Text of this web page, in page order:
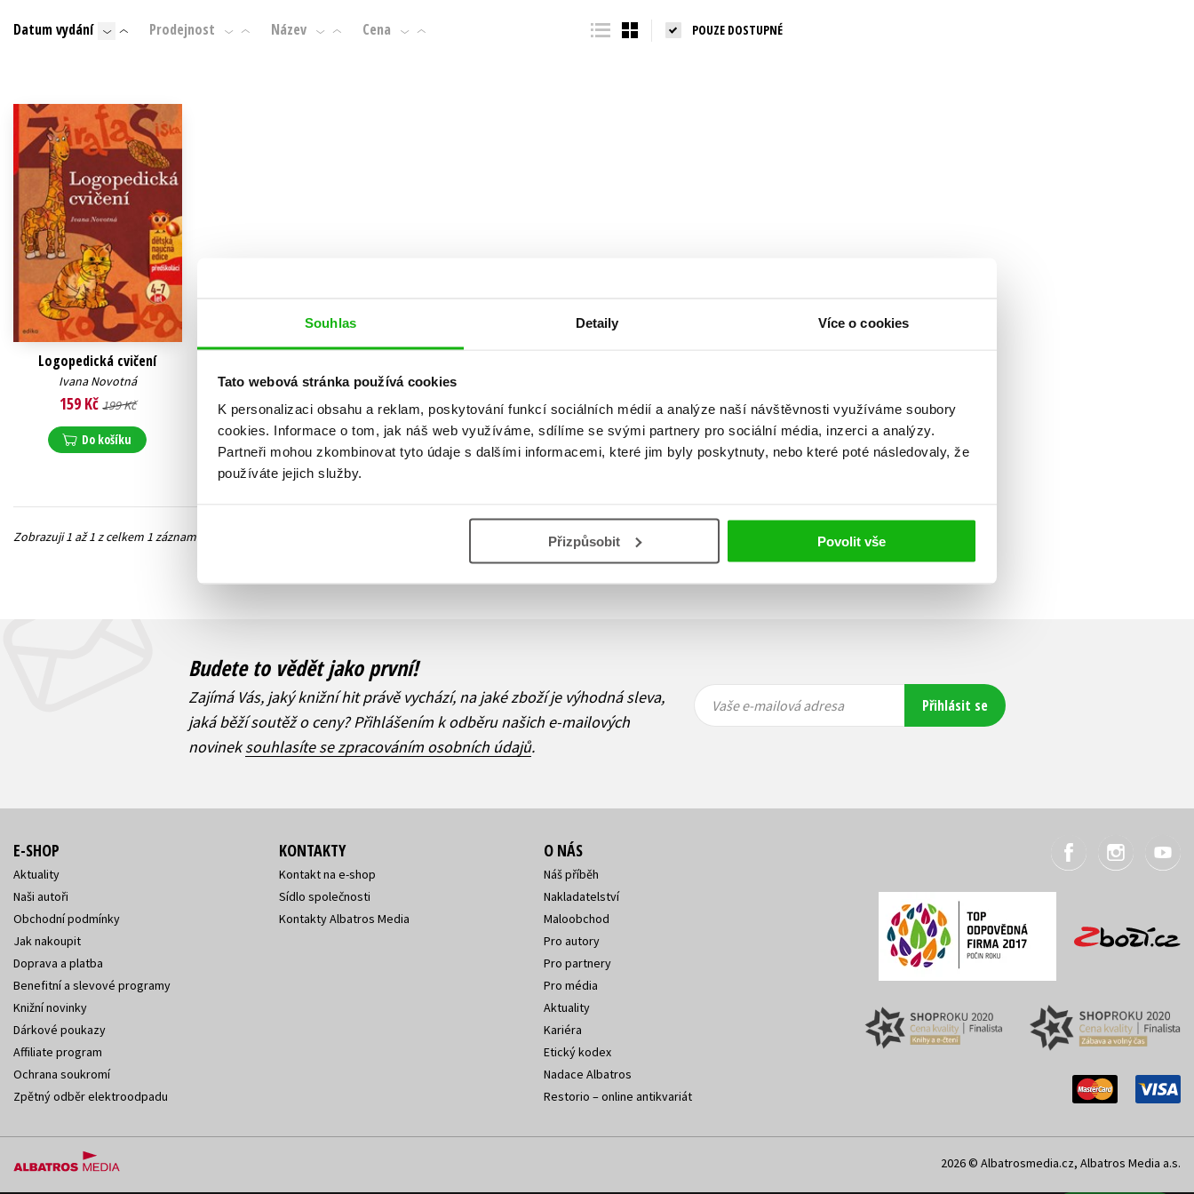
Souhlas Detaily Více o cookies
Tato webová stránka používá cookies
K personalizaci obsahu a reklam, poskytování funkcí sociálních médií a analýze naší návštěvnosti využíváme soubory
cookies. Informace o tom, jak náš web využíváme, sdílíme se svými partnery pro sociální média, inzerci a analýzy.
Partneři mohou zkombinovat tyto údaje s dalšími informacemi, které jim byly poskytnuty, nebo které poté následovaly, že
používáte jejich služby.
Přizpůsobit Povolit vše
Beletrie pro děti
Byznys a ekonomie
Jazyky
Populárně - naučné pro děti
Young adult (SK)
Datum vydání Prodejnost Název Cena POUZE DOSTUPNÉ
Logopedická cvičení
Ivana Novotná
159 Kč 199 Kč
Do košíku
Zobraz záznamů
Zobrazuji 1 až 1 z celkem 1 záznamů
Budete to vědět jako první!
Zajímá Vás, jaký knižní hit právě vychází, na jaké zboží je výhodná sleva,
jaká běží soutěž o ceny? Přihlášením k odběru našich e-mailových
novineksouhlasíte se zpracováním osobních údajů.
Vaše e-
mailová
Vaše e-
mailová
Vaše e-mailová adresa Přihlásit se
E-SHOP
Aktuality
Naši autoři
Obchodní podmínky
Jak nakoupit
Doprava a platba
Benefitní a slevové programy
Knižní novinky
Dárkové poukazy
Affiliate program
Ochrana soukromí
Zpětný odběr elektroodpadu
KONTAKTY
Kontakt na e-shop
Sídlo společnosti
Kontakty Albatros Media
O NÁS
Náš příběh
Nakladatelství
Maloobchod
Pro autory
Pro partnery
Pro média
Aktuality
Kariéra
Etický kodex
Nadace Albatros
Restorio – online antikvariát
2026 © Albatrosmedia.cz, Albatros Media a.s.